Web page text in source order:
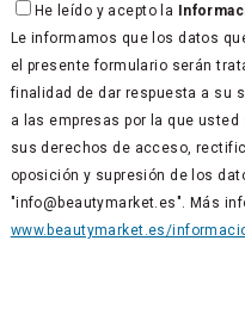
He leído y acepto la
Le informamos que los datos
el presente formulario serán
finalidad de dar respuesta a su
a las empresas por la que
sus derechos de acceso,
oposición y supresión de los
"info@beautymarket.es". Más
www.beautymarket.es/